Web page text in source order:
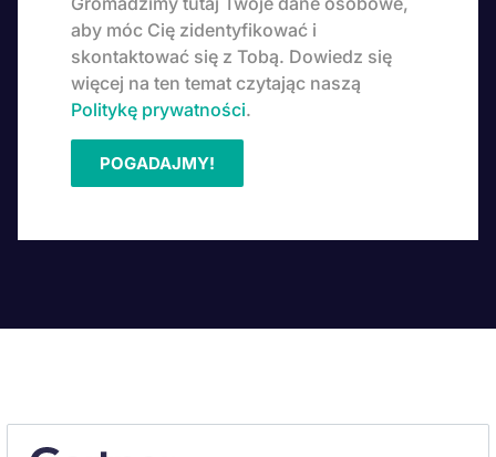
aby móc Cię zidentyfikować i
skontaktować się z Tobą. Dowiedz się
więcej na ten temat czytając naszą
Politykę prywatności.